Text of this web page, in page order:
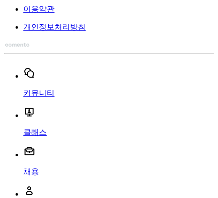
이용약관
개인정보처리방침
커뮤니티
클래스
채용